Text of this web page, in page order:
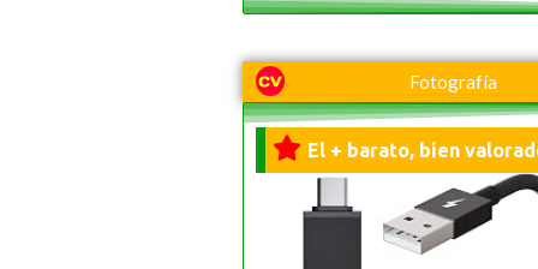
Fotografía
El + barato, bien